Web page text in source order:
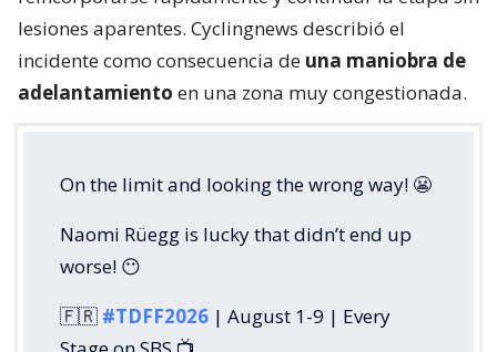
lesiones aparentes. Cyclingnews describió el
incidente como consecuencia de una maniobra de
adelantamiento en una zona muy congestionada.
On the limit and looking the wrong way! 😬
Naomi Rüegg is lucky that didn’t end up
worse! 😶
🇫🇷 #TDFF2026 | August 1-9 | Every